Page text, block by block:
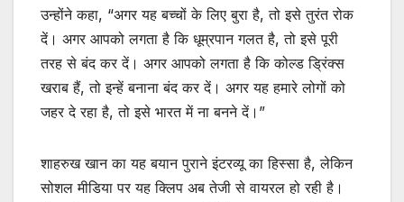
उन्होंने कहा, “अगर यह बच्चों के लिए बुरा है, तो इसे तुरंत रोक
दें। अगर आपको लगता है कि धूम्रपान गलत है, तो इसे पूरी
तरह से बंद कर दें। अगर आपको लगता है कि कोल्ड ड्रिंक्स
खराब हैं, तो इन्हें बनाना बंद कर दें। अगर यह हमारे लोगों को
जहर दे रहा है, तो इसे भारत में ना बनने दें।”
शाहरुख खान का यह बयान पुराने इंटरव्यू का हिस्सा है, लेकिन
सोशल मीडिया पर यह क्लिप अब तेजी से वायरल हो रही है।